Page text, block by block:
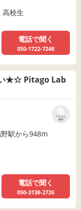
高校生
電話で聞く
050-1722-7248
Lab
リストに
保存
駅から948m
電話で聞く
050-3138-2726